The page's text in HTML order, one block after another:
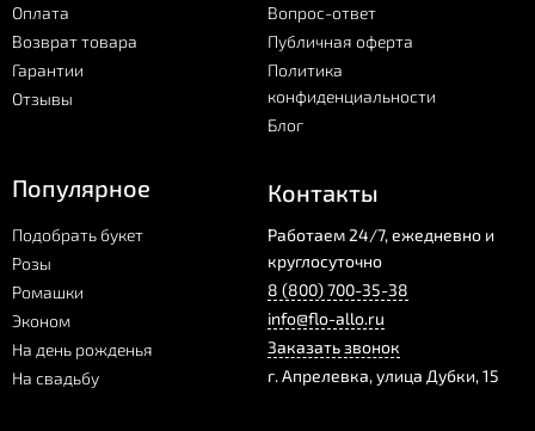
Оплата
Возврат товара
Гарантии
Отзывы
Вопрос-ответ
Публичная оферта
Политика
конфиденциальности
Блог
Популярное
Подобрать букет
Розы
Ромашки
Эконом
На день рожденья
На свадьбу
Контакты
Работаем 24/7, ежедневно и
круглосуточно
8 (800) 700-35-38
info@flo-allo.ru
Заказать звонок
г.Апрелевка,улица Дубки, 15